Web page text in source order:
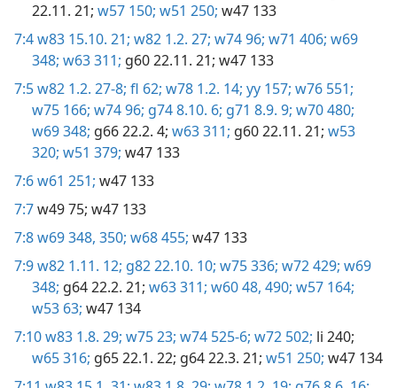
22.11. 21; w57 150; w51 250; w47 133
7:4w83 15.10. 21; w82 1.2. 27; w74 96; w71 406; w69
348; w63 311; g60 22.11. 21; w47 133
7:5w82 1.2. 27-8; fl 62; w78 1.2. 14; yy 157; w76 551;
w75 166; w74 96; g74 8.10. 6; g71 8.9. 9; w70 480;
w69 348; g66 22.2. 4; w63 311; g60 22.11. 21; w53
320; w51 379; w47 133
7:6w61 251; w47 133
7:7w49 75; w47 133
7:8w69 348, 350; w68 455; w47 133
7:9w82 1.11. 12; g82 22.10. 10; w75 336; w72 429; w69
348; g64 22.2. 21; w63 311; w60 48, 490; w57 164;
w53 63; w47 134
7:10w83 1.8. 29; w75 23; w74 525-6; w72 502; li 240;
w65 316; g65 22.1. 22; g64 22.3. 21; w51 250; w47 134